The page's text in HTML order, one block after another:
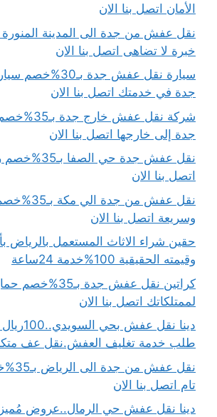
الأمان اتصل بنا الان
خبرة لا تضاهى اتصل بنا الان
سيارة نقل عفش جدة
جدة في خدمتك اتصل بنا الان
شركة نقل
جدة إلى خارجها اتصل بنا الان
نقل عفش جدة حي
اتصل بنا الان
نقل عفش من
وسريعة اتصل بنا الان
حقين شراء الاثاث المستعمل بالرياض
وقيمته الحقيقية 100%خدمة 24ساعة
كراتين نقل عفش جدة
لممتلكاتك اتصل بنا الان
دينا نقل
طلب خدمة تغليف العفش.نقل عف
نقل
تام اتصل بنا الان
دينا نقل عفش حي الرمال..عروض